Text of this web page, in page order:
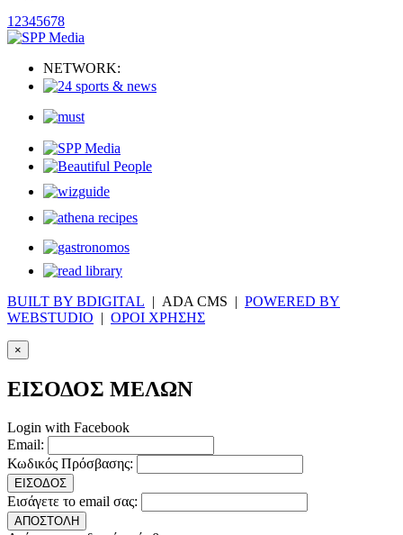
1 2345678
NETWORK:
BUILT BY BDIGITAL | ADA CMS | POWERED BY
WEBSTUDIO | ΟΡΟΙ ΧΡΗΣΗΣ
×
ΕΙΣΟΔΟΣ ΜΕΛΩΝ
Login with Facebook
Email:
Κωδικός Πρόσβασης:
ΕΙΣΟΔΟΣ
Εισάγετε το email σας:
ΑΠΟΣΤΟΛΗ